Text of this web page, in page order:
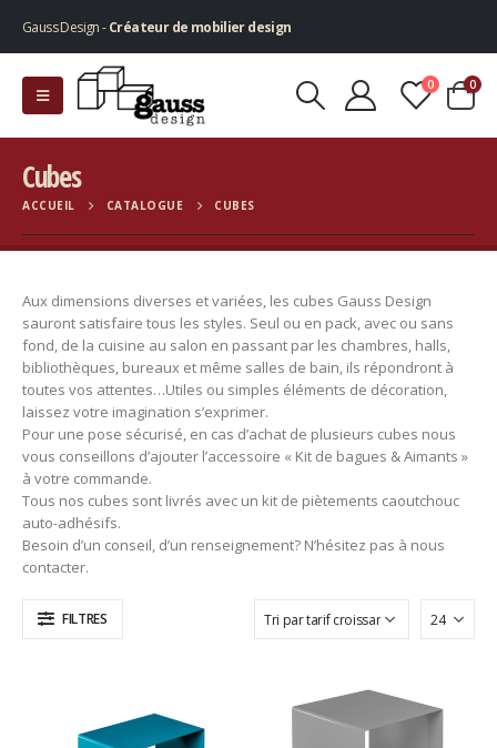
Gauss Design -Créateur de mobilier design
0 0
Cubes
ACCUEIL CATALOGUE CUBES
Aux dimensions diverses et variées, les cubes Gauss Design
sauront satisfaire tous les styles. Seul ou en pack, avec ou sans
fond, de la cuisine au salon en passant par les chambres, halls,
bibliothèques, bureaux et même salles de bain, ils répondront à
toutes vos attentes…Utiles ou simples éléments de décoration,
laissez votre imagination s’exprimer.
Pour une pose sécurisé, en cas d’achat de plusieurs cubes nous
vous conseillons d’ajouter l’accessoire « Kit de bagues & Aimants »
à votre commande.
Tous nos cubes sont livrés avec un kit de piètements caoutchouc
auto-adhésifs.
Besoin d’un conseil, d’un renseignement? N’hésitez pas à nous
contacter.
FILTRES